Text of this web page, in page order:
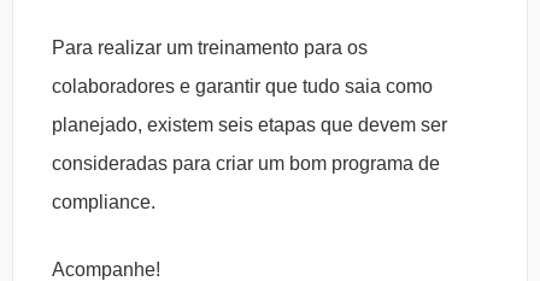
Para realizar um treinamento para os
colaboradores e garantir que tudo saia como
planejado, existem seis etapas que devem ser
consideradas para criar um bom programa de
compliance.
Acompanhe!